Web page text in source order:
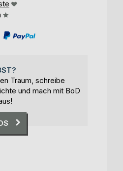
Traum, schreibe
und mach mit BoD